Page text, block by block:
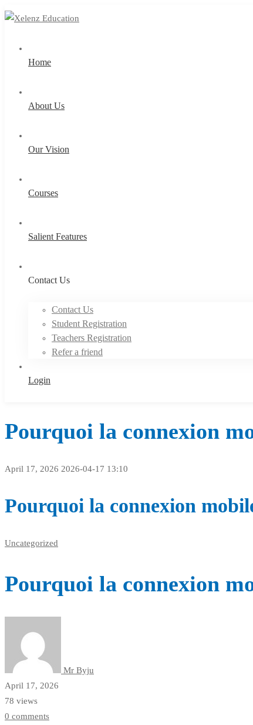
Home
About Us
Our Vision
Courses
Salient Features
Contact Us
Contact Us
Student Registration
Teachers Registration
Refer a friend
Login
Pourquoi la connexion
April 17, 2026 2026-04-17 13:10
Pourquoi la connexion
Uncategorized
Pourquoi la connexion
Mr Byju
April 17, 2026
78 views
0 comments